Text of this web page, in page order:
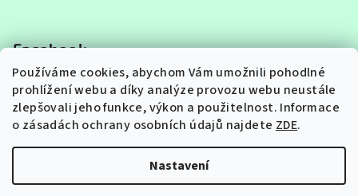
Používáme cookies, abychom Vám umožnili pohodlné
prohlížení webu a díky analýze provozu webu neustále
zlepšovali jeho funkce, výkon a použitelnost. Informace
o zásadách ochrany osobních údajů najdete ZDE.
Nastavení
Facebook
Instagram